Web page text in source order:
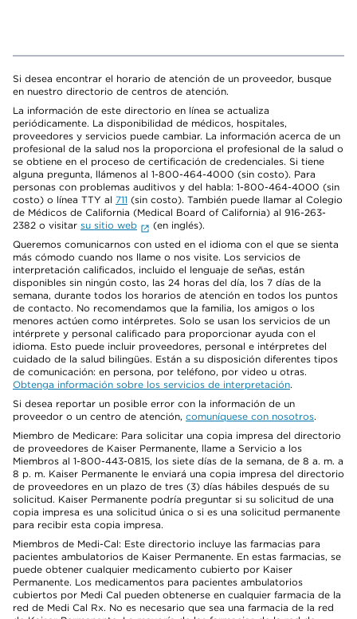
Si desea encontrar el horario de atención de un proveedor, busque
en nuestro directorio de centros de atención.
La información de este directorio en línea se actualiza
periódicamente. La disponibilidad de médicos, hospitales,
proveedores y servicios puede cambiar. La información acerca de un
profesional de la salud nos la proporciona el profesional de la salud o
se obtiene en el proceso de certificación de credenciales. Si tiene
alguna pregunta, llámenos al 1-800-464-4000 (sin costo). Para
personas con problemas auditivos y del habla: 1-800-464-4000 (sin
costo) o línea TTY al 711 (sin costo). También puede llamar al Colegio
de Médicos de California (Medical Board of California) al 916-263-
2382 o visitar su sitio web
(en inglés).
Queremos comunicarnos con usted en el idioma con el que se sienta
más cómodo cuando nos llame o nos visite. Los servicios de
interpretación calificados, incluido el lenguaje de señas, están
disponibles sin ningún costo, las 24 horas del día, los 7 días de la
semana, durante todos los horarios de atención en todos los puntos
de contacto. No recomendamos que la familia, los amigos o los
menores actúen como intérpretes. Solo se usan los servicios de un
intérprete y personal calificado para proporcionar ayuda con el
idioma. Esto puede incluir proveedores, personal e intérpretes del
cuidado de la salud bilingües. Están a su disposición diferentes tipos
de comunicación: en persona, por teléfono, por video u otras.
Obtenga información sobre los servicios de interpretación.
Si desea reportar un posible error con la información de un
proveedor o un centro de atención, comuníquese con nosotros.
Miembro de Medicare: Para solicitar una copia impresa del directorio
de proveedores de Kaiser Permanente, llame a Servicio a los
Miembros al 1-800-443-0815, los siete días de la semana, de 8 a. m. a
8 p. m. Kaiser Permanente le enviará una copia impresa del directorio
de proveedores en un plazo de tres (3) días hábiles después de su
solicitud. Kaiser Permanente podría preguntar si su solicitud de una
copia impresa es una solicitud única o si es una solicitud permanente
para recibir esta copia impresa.
Miembros de Medi-Cal: Este directorio incluye las farmacias para
pacientes ambulatorios de Kaiser Permanente. En estas farmacias, se
puede obtener cualquier medicamento cubierto por Kaiser
Permanente. Los medicamentos para pacientes ambulatorios
cubiertos por Medi Cal pueden obtenerse en cualquier farmacia de la
red de Medi Cal Rx. No es necesario que sea una farmacia de la red